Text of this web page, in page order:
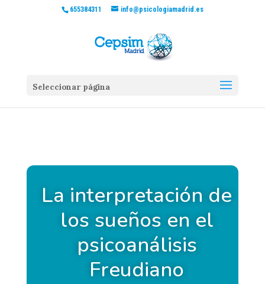
655384311 info@psicologiamadrid.es
Seleccionar página
La interpretación de
los sueños en el
psicoanálisis
Freudiano